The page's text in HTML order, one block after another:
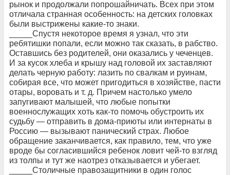
рынок и продолжали попрошайничать. Всех при этом
отличала странная особенность: на детских головках
были выстрижены какие-то знаки.
_____Спустя некоторое время я узнал, что эти
ребятишки попали, если можно так сказать, в рабство.
Оставшись без родителей, они оказались у чеченцев.
И за кусок хлеба и крышу над головой их заставляют
делать черную работу: лазить по свалкам и руинам,
собирая все, что может пригодиться в хозяйстве, пасти
отары, воровать и т. д. Причем настолько умело
запугивают малышей, что любые попытки
военнослужащих хоть как-то помочь обустроить их
судьбу — отправить в дома-приюты или интернаты в
Россию — вызывают панический страх. Любое
обращение заканчивается, как правило, тем, что уже
вроде бы согласившийся ребенок ловит чей-то взгляд
из толпы и тут же наотрез отказывается и убегает.
_____Столичные правозащитники в один голос